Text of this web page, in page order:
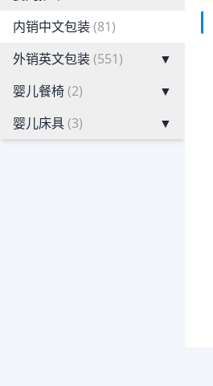
内销中文包装(81)
外销英文包装(551)
▼
婴儿餐椅(2)
▼
婴儿床具(3) ▼